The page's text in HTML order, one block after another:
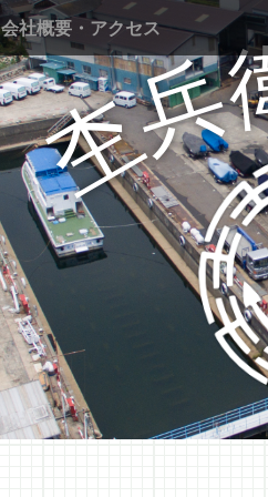
会社概要・アクセス
杢兵